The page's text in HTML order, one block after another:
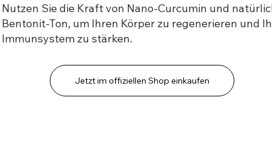
Nutzen Sie die Kraft von Nano-Curcumin und
Bentonit-Ton, um Ihren Körper zu regenerieren und
Immunsystem zu stärken.
Jetzt im offiziellen Shop einkaufen